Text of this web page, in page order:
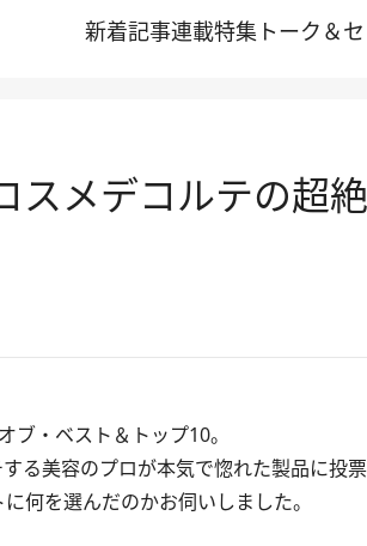
新着記事連載特集 トーク＆
スメデコルテの超
ブ・ベスト＆トップ10。
る美容のプロが本気で惚れた製品に投
何を選んだのかお伺いしました。